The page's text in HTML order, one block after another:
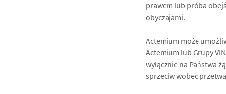
prawem lub próba
obyczajami.
Actemium może
Actemium lub Grupy
wyłącznie na Państwa
sprzeciw wobec